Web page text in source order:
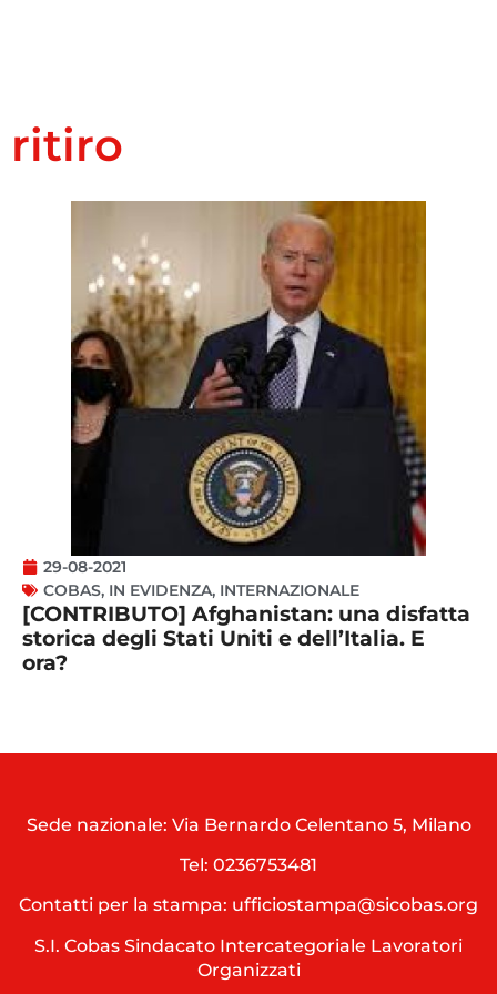
ritiro
29-08-2021
COBAS, IN EVIDENZA, INTERNAZIONALE
[CONTRIBUTO] Afghanistan: una disfatta
storica degli Stati Uniti e dell’Italia. E
ora?
Sede nazionale: Via Bernardo Celentano 5, Milano
Tel: 0236753481
Contatti per la stampa: ufficiostampa@sicobas.org
S.I. Cobas Sindacato Intercategoriale Lavoratori
Organizzati